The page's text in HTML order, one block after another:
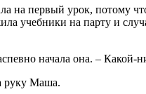
на первый урок, потому
учебники на парту и
начала она. – Какой-
руку Маша.